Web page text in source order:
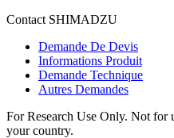
Contact SHIMADZU
Demande De Devis
Informations Produit
Demande Technique
Autres Demandes
For Research Use Only. Not for
your country.